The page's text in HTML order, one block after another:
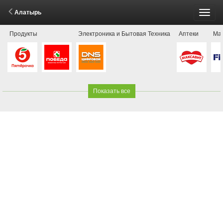
Алатырь
Продукты Электроника и Бытовая Техника Аптеки
Показать все